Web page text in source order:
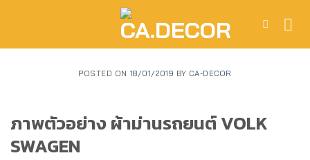
POSTED ON 18/01/2019 BY CA-DECOR
ภาพตัวอย่าง ผ้าม่านรถยนต์ VOLK
SWAGEN